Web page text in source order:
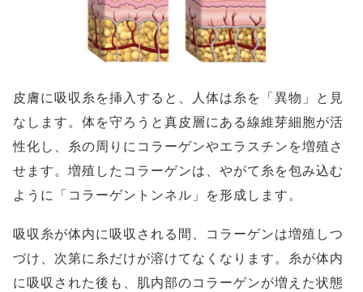
皮膚に吸収糸を挿入すると、人体は糸を「異物」と見
なします。体を守ろうと真皮層にある線維芽細胞が活
性化し、糸の周りにコラーゲンやエラスチンを増殖さ
せます。増殖したコラーゲンは、やがて糸を包み込む
ように「コラーゲントンネル」を形成します。
吸収糸が体内に吸収される間、コラーゲンは増殖しつ
づけ、次第に糸だけが溶けてなくなります。糸が体内
に吸収された後も、肌内部のコラーゲンが増えた状態